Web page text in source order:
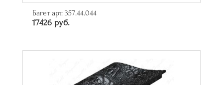
Багет арт. 357.44.044
17426 руб.